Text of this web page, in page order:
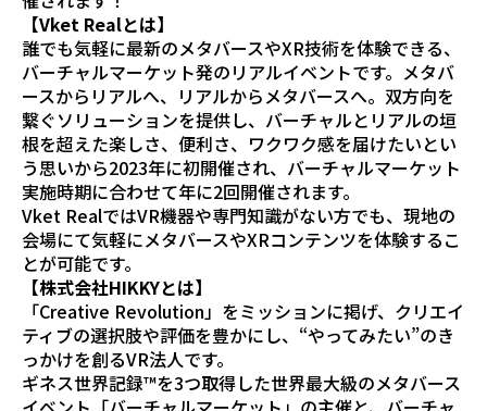
【Vket Realとは】
誰でも気軽に最新のメタバースやXR技術を体験できる、
バーチャルマーケット発のリアルイベントです。メタバ
ースからリアルへ、リアルからメタバースへ。双方向を
繋ぐソリューションを提供し、バーチャルとリアルの垣
根を超えた楽しさ、便利さ、ワクワク感を届けたいとい
う思いから2023年に初開催され、バーチャルマーケット
実施時期に合わせて年に2回開催されます。
Vket RealではVR機器や専門知識がない方でも、現地の
会場にて気軽にメタバースやXRコンテンツを体験するこ
とが可能です。
【株式会社HIKKYとは】
「Creative Revolution」をミッションに掲げ、クリエイ
ティブの選択肢や評価を豊かにし、“やってみたい”のき
っかけを創るVR法人です。
ギネス世界記録™を3つ取得した世界最大級のメタバース